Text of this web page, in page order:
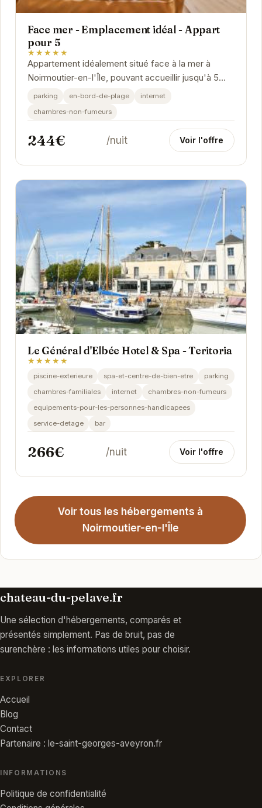
Face mer - Emplacement idéal - Appart
pour 5
★★★★★
Appartement idéalement situé face à la mer à
Noirmoutier-en-l'Île, pouvant accueillir jusqu'à 5
personnes. Profitez d'un séjour relaxant dans...
parking en-bord-de-plage
internet
chambres-non-fumeurs
244€ /nuit Voir l'offre
Le Général d'Elbée Hotel & Spa - Teritoria
★★★★★
piscine-exterieure spa-et-centre-de-bien-etre
parking
chambres-familiales
internet
chambres-non-fumeurs
equipements-pour-les-personnes-handicapees
service-detage
bar
266€ /nuit Voir l'offre
Voir tous les hébergements à
Noirmoutier-en-l'Île
chateau-du-pelave.fr
Une sélection d'hébergements, comparés et
présentés simplement. Pas de bruit, pas de
surenchère : les informations utiles pour choisir.
EXPLORER
Accueil
Blog
Contact
Partenaire : le-saint-georges-aveyron.fr
INFORMATIONS
Politique de confidentialité